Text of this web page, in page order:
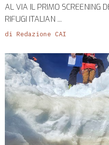
AL VIA IL PRIMO SCREENING
RIFUGI ITALIAN ...
di Redazione CAI